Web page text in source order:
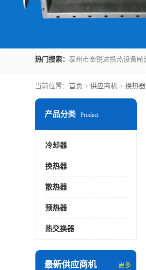
热门搜索：
当前位置： 首页 > 供应商机 > 换热器
产品分类 Product
冷却器
换热器
散热器
预热器
热交换器
最新供应商机 更多